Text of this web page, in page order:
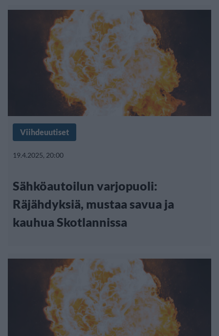
Viihdeuutiset
19.4.2025, 20:00
Sähköautoilun varjopuoli:
Räjähdyksiä, mustaa savua ja
kauhua Skotlannissa